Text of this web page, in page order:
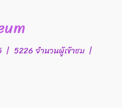
| 5226 จำนวนผู้เข้าชม |